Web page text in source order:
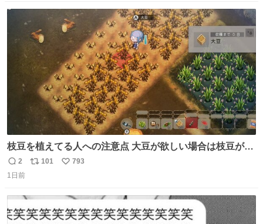
数
数
枝豆を植えてる人への注意点 大豆が欲しい場合は枝豆が収
穫できる状態で秋を迎えましょう。 気になって一部だけ収
穫したら普通に枯れてた… #ほの暮しの庭
返
信
2
リ
数
101
い
793
1日前